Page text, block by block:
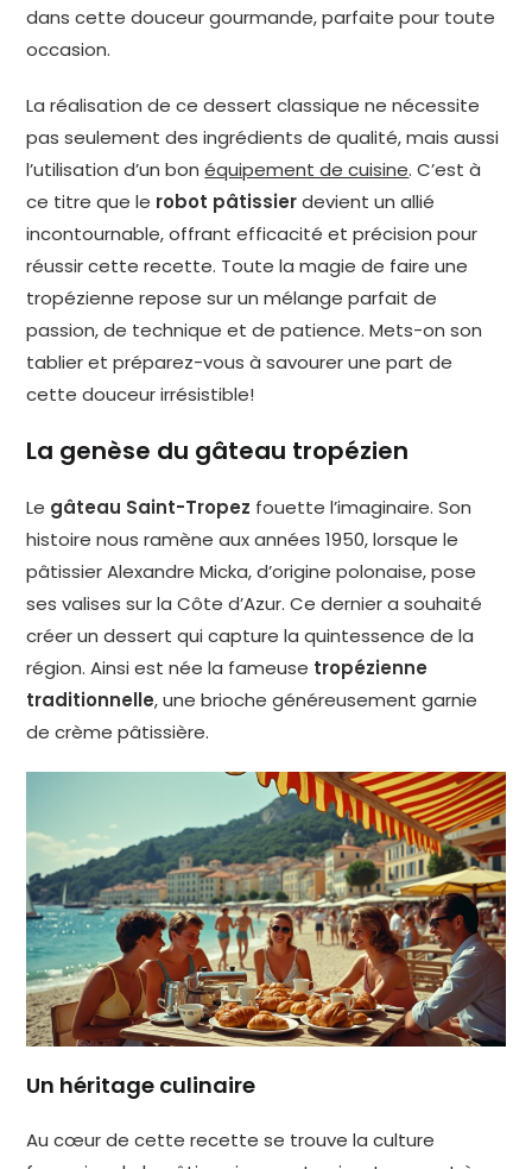
dans cette douceur gourmande, parfaite pour toute
occasion.
La réalisation de ce dessert classique ne nécessite
pas seulement des ingrédients de qualité, mais aussi
l’utilisation d’un bonéquipement de cuisine. C’est à
ce titre que le robot pâtissierdevient un allié
incontournable, offrant efficacité et précision pour
réussir cette recette. Toute la magie de faire une
tropézienne repose sur un mélange parfait de
passion, de technique et de patience. Mets-on son
tablier et préparez-vous à savourer une part de
cette douceur irrésistible!
La genèse du gâteau tropézien
Le gâteau Saint-Tropez fouette l’imaginaire. Son
histoire nous ramène aux années 1950, lorsque le
pâtissier Alexandre Micka, d’origine polonaise, pose
ses valises sur la Côte d’Azur. Ce dernier a souhaité
créer un dessert qui capture la quintessence de la
région. Ainsi est née la fameuse tropézienne
traditionnelle, une brioche généreusement garnie
de crème pâtissière.
Un héritage culinaire
Au cœur de cette recette se trouve la culture